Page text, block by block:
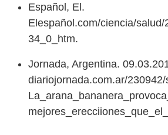
Español, El.
Elespañol.com/ciencia/
34_0_htm.
Jornada, Argentina.
diariojornada.com.ar/
La_arana_bananera_provoca_